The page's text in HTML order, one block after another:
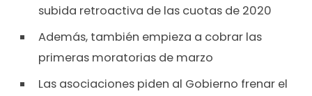
subida retroactiva de las cuotas de 2020
Además, también empieza a cobrar las
primeras moratorias de marzo
Las asociaciones piden al Gobierno frenar el